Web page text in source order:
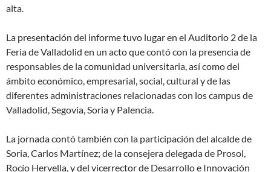
alta.
La presentación del informe tuvo lugar en el Auditorio 2 de la
Feria de Valladolid en un acto que contó con la presencia de
responsables de la comunidad universitaria, así como del
ámbito económico, empresarial, social, cultural y de las
diferentes administraciones relacionadas con los campus de
Valladolid, Segovia, Soria y Palencia.
La jornada contó también con la participación del alcalde de
Soria, Carlos Martínez; de la consejera delegada de Prosol,
Rocío Hervella, y del vicerrector de Desarrollo e Innovación